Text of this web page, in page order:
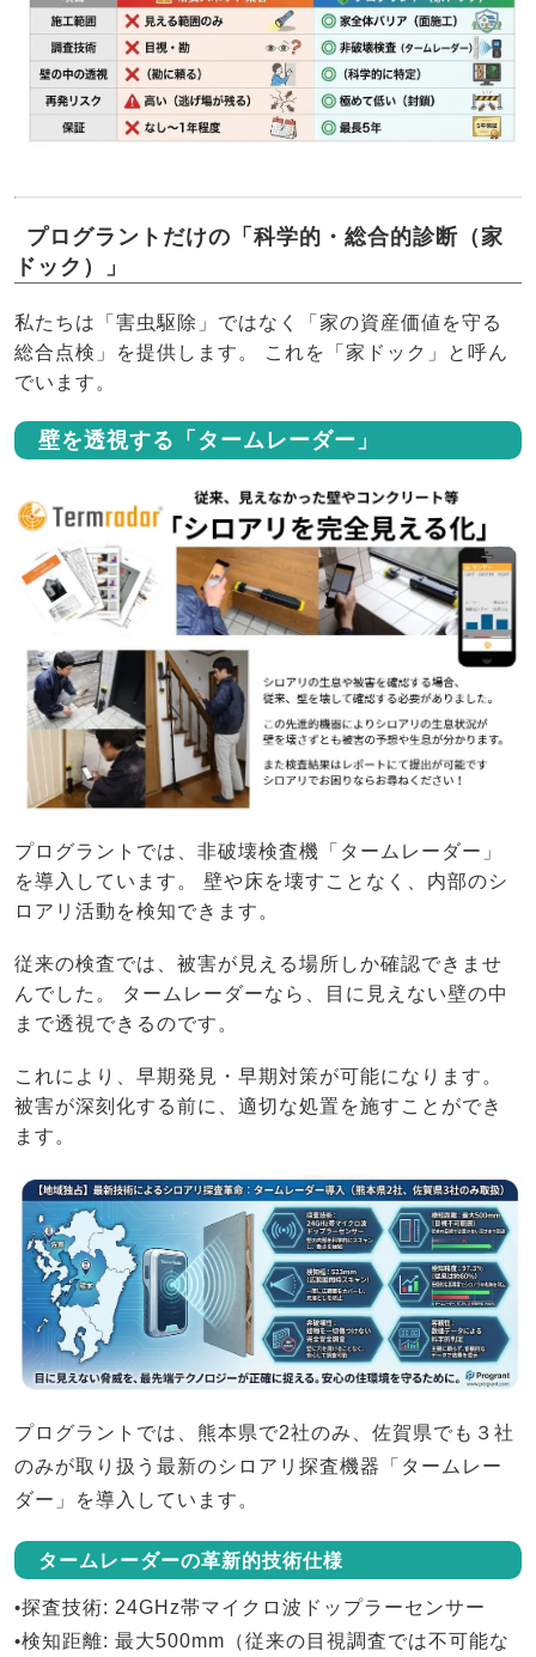
プログラントだけの「科学的・総合的診断（家
ドック）」
私たちは「害虫駆除」ではなく「家の資産価値を守る
総合点検」を提供します。 これを「家ドック」と呼ん
でいます。
壁を透視する「タームレーダー」
プログラントでは、非破壊検査機「タームレーダー」
を導入しています。 壁や床を壊すことなく、内部のシ
ロアリ活動を検知できます。
従来の検査では、被害が見える場所しか確認できませ
んでした。 タームレーダーなら、目に見えない壁の中
まで透視できるのです。
これにより、早期発見・早期対策が可能になります。
被害が深刻化する前に、適切な処置を施すことができ
ます。
プログラントでは、 熊本県で2社のみ、佐賀県でも３社
のみが取り扱う最新のシロアリ探査機器「 タームレー
ダー 」を導入しています。
タームレーダーの革新的技術仕様
•探査技術: 24GHz帯マイクロ波ドップラーセンサー
•検知距離: 最大500mm（従来の目視調査では不可能な